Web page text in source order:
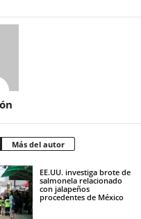
Más del autor
EE.UU. investiga brote de
salmonela relacionado
con jalapeños
procedentes de México